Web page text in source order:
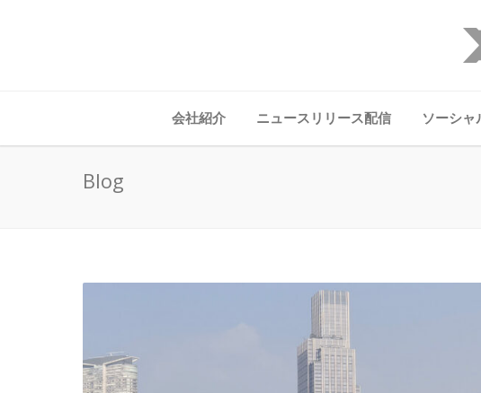
会社紹介 ニュースリリース配信 ソーシャ
Blog